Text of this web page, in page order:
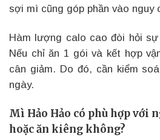
sợi mì cũng góp phần vào nguy
Hàm lượng calo cao đòi hỏi sự
Nếu chỉ ăn 1 gói và kết hợp
cân giảm. Do đó, cần kiểm
ngày.
Mì Hảo Hảo có phù hợp với
hoặc ăn kiêng không?